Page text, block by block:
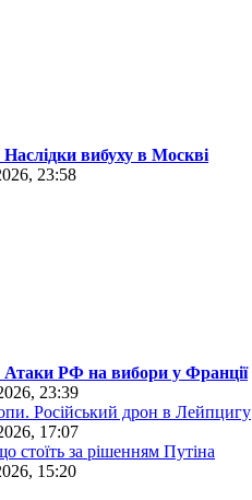
Наслідки вибуху в Москві
23:58
Атаки РФ на вибори у Франції
23:39
Російський дрон в Лейпцигу
17:07
стоїть за рішенням Путіна
15:20